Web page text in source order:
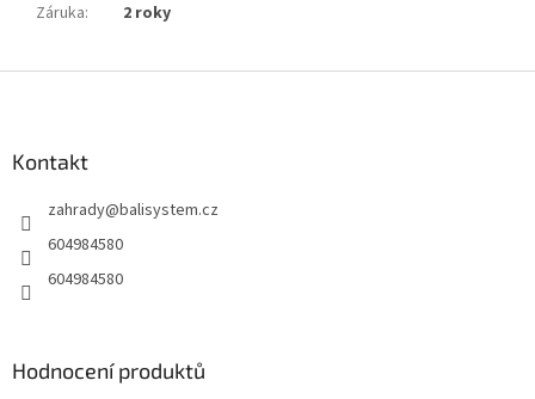
Záruka: 2 roky
Kontakt
zahrady@balisystem.cz
604984580
604984580
Hodnocení produktů